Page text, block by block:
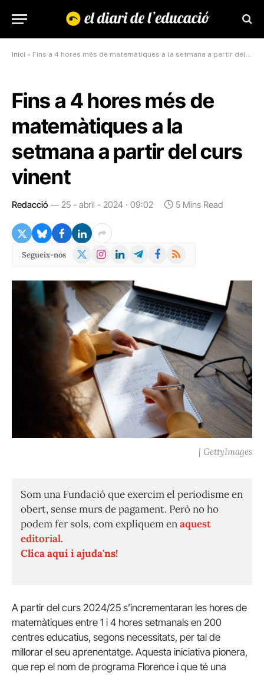
Inici » Fins a 4 hores més de matemàtiques a la setmana a partir del curs vinent
Fins a 4 hores més de
matemàtiques a la
setmana a partir del curs
vinent
Redacció 25 - abril - 2024 · 09:02 5 Mins Read
Segueix-nos
X
Instagram
LinkedInTelegramFacebook
RSS
| GettyImages
Som una Fundació que exercim el periodisme en
obert, sense murs de pagament. Però no ho
podem fer sols, com expliquem enaquest
editorial.
Clica aquí i ajuda'ns!
A partir del curs 2024/25 s’incrementaran les hores de
matemàtiques entre 1 i 4 hores setmanals en 200
centres educatius, segons necessitats, per tal de
millorar el seu aprenentatge. Aquesta iniciativa pionera,
que rep el nom de programa Florence i que té una